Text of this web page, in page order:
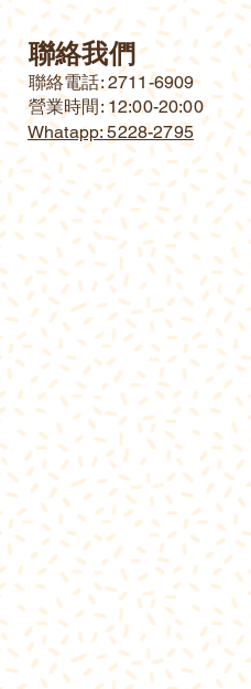
聯絡我們
​聯絡電話: 2711-6909
營業時間: 12:00-20:00
Whatapp: 5228-2795